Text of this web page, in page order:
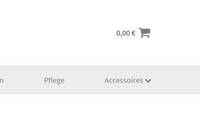
0,00€
Pflege Accessoires